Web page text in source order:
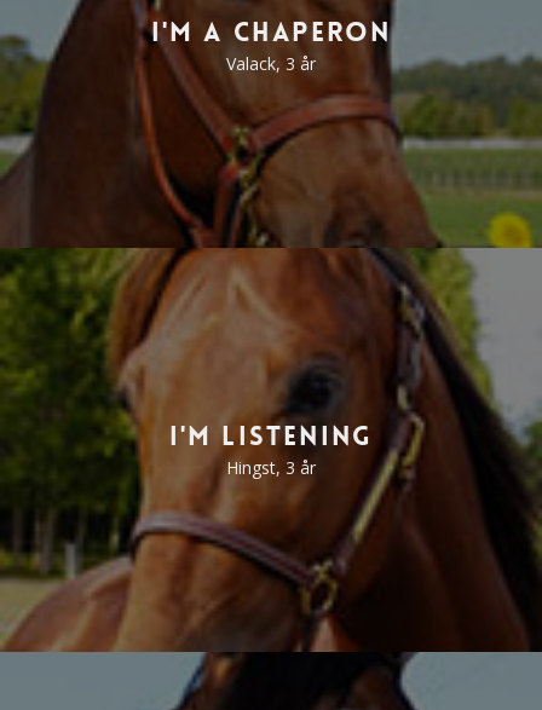
I'm A Chaperon
Valack, 3 år
I'm Listening
Hingst, 3 år